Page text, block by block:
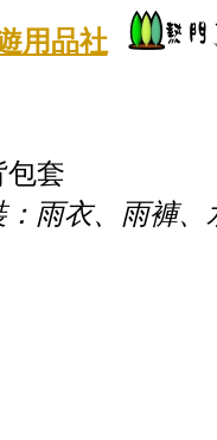
用品社
包套
：雨衣、雨褲、